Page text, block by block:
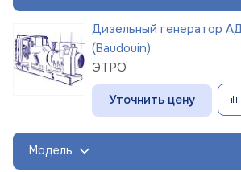
Дизельный генератор
(Baudouin)
ЭТРО
Уточнить цену
Модель